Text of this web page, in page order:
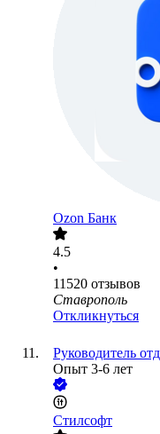
Ozon Банк
4.5
•
11520 отзывов
Ставрополь
Откликнуться
Руководитель
Опыт 3-6 лет
Стилсофт